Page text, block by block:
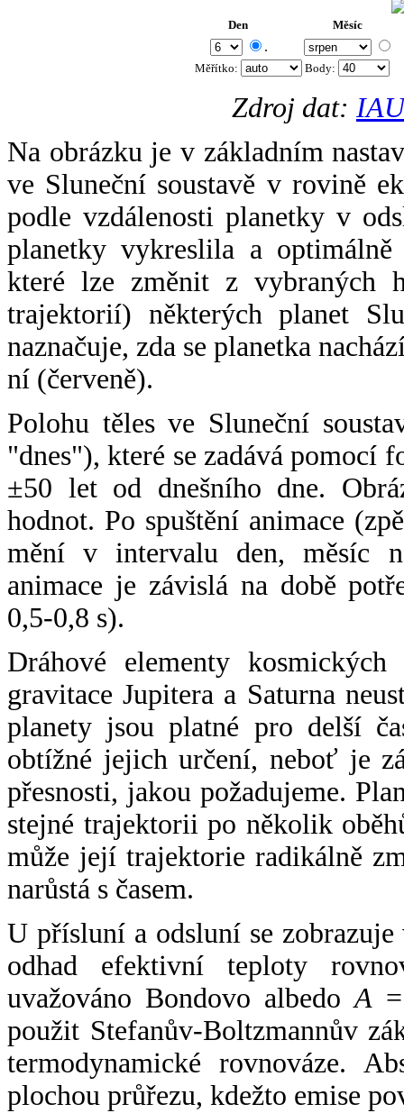
Den Měsíc
.
Měřítko: Body:
Zdroj dat:
Na obrázku je v základním
ve Sluneční soustavě v rovině
podle vzdálenosti planetky v
planetky vykreslila a
které lze změnit z vybraných
trajektorií) některých planet
naznačuje, zda se planetka
ní (červeně).
Polohu těles ve Sluneční
"dnes"), které se zadává pomocí
±50 let od dnešního dne.
hodnot. Po spuštění animace
mění v intervalu den, měsíc
animace je závislá na době
0,5-0,8 s).
Dráhové elementy
gravitace Jupitera a Saturna
planety jsou platné pro delší
obtížné jejich určení, neboť je
přesnosti, jakou požadujeme.
stejné trajektorii po několik
může její trajektorie radikálně
narůstá s časem.
U přísluní a odsluní se
odhad efektivní teploty
uvažováno Bondovo albedoA
použit Stefanův-Boltzmannův
termodynamické rovnováze.
plochou průřezu, kdežto emise